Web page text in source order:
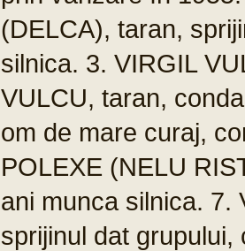
(DELCA), taran,
silnica. 3. VIRGIL
VULCU, taran,
om de mare curaj,
POLEXE (NELU
ani munca silnica. 7.
sprijinul dat